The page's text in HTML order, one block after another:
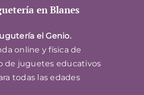
en Blanes
el Genio.
online y física de
de juguetes educativos
todas las edades